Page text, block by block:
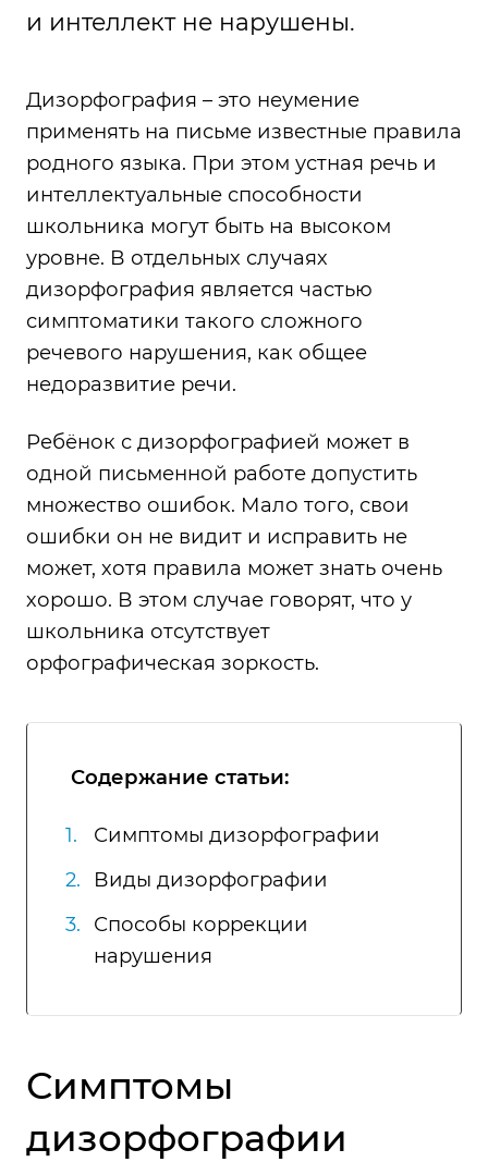
и интеллект не нарушены.
Дизорфография – это неумение
применять на письме известные правила
родного языка. При этом устная речь и
интеллектуальные способности
школьника могут быть на высоком
уровне. В отдельных случаях
дизорфография является частью
симптоматики такого сложного
речевого нарушения, как общее
недоразвитие речи.
Ребёнок с дизорфографией может в
одной письменной работе допустить
множество ошибок. Мало того, свои
ошибки он не видит и исправить не
может, хотя правила может знать очень
хорошо. В этом случае говорят, что у
школьника отсутствует
орфографическая зоркость.
Содержание статьи:
Симптомы дизорфографии
Виды дизорфографии
Способы коррекции
нарушения
Симптомы
дизорфографии